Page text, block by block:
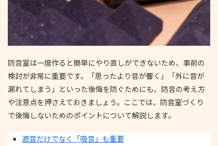
防音室は一度作ると簡単にやり直しができないため、事前の
検討が非常に重要です。「思ったより音が響く」「外に音が
漏れてしまう」といった後悔を防ぐためにも、防音の考え方
や注意点を押さえておきましょう。ここでは、防音室づくり
で後悔しないためのポイントについて解説します。
遮音だけでなく「吸音」も重要